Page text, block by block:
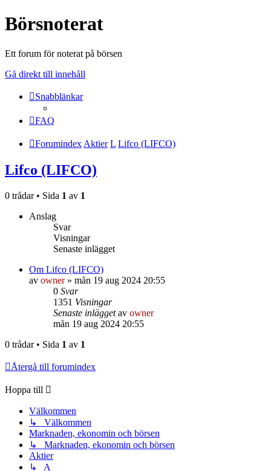
Börsnoterat
Ett forum för noterat på börsen
Gå direkt till innehåll
Snabblänkar
FAQ
Forumindex Aktier L Lifco (LIFCO)
Lifco (LIFCO)
0 trådar • Sida 1 av 1
Anslag
Svar
Visningar
Senaste inlägget
Om Lifco (LIFCO)
av owner» mån 19 aug 2024 20:55
0 Svar
1351 Visningar
Senaste inläggetav owner
mån 19 aug 2024 20:55
0 trådar • Sida 1 av 1
Återgå till forumindex
Hoppa till
Välkommen
↳ Välkommen
Marknaden, ekonomin och börsen
↳ Marknaden, ekonomin och börsen
Aktier
↳ A